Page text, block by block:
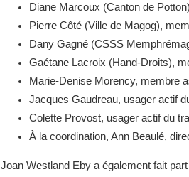
Diane Marcoux (Canton de
Pierre Côté (Ville de Magog),
Dany Gagné (CSSS
Gaétane Lacroix (Hand-Droits),
Marie-Denise Morency, membre
Jacques Gaudreau, usager actif
Colette Provost, usager actif du
À la coordination, Ann Beaulé,
Joan Westland Eby a également fait